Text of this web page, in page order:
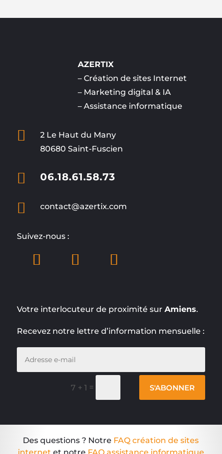
AZERTIX
– Création de sites Internet
– Marketing digital & IA
– Assistance informatique

2 Le Haut du Many
80680 Saint-Fuscien
 06.18.61.58.73
 contact@azertix.com
Suivez-nous :
Votre interlocuteur de proximité sur Amiens.
Recevez notre lettre d’information mensuelle :
7 + 1 = S'ABONNER
Des questions ? Notre FAQ création de sites